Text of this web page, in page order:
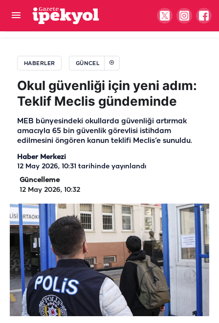
HABERLER GÜNCEL
Okul güvenliği için yeni adım:
Teklif Meclis gündeminde
MEB bünyesindeki okullarda güvenliği artırmak
amacıyla 65 bin güvenlik görevlisi istihdam
edilmesini öngören kanun teklifi Meclis’e sunuldu.
Haber Merkezi
12 May 2026, 10:31 tarihinde yayınlandı
Güncelleme
12 May 2026, 10:32
Sağlık Bakanı Memişoğlu tarihi verdi: Şanlıurfa